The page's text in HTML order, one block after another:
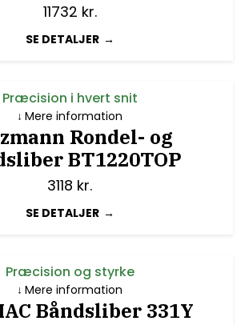
11732 kr.
SE DETALJER
Præcision i hvert snit
Rondel- og
BT1220TOP
3118 kr.
SE DETALJER
Mere information
Præcision og styrke
Båndsliber 331Y
Mere information